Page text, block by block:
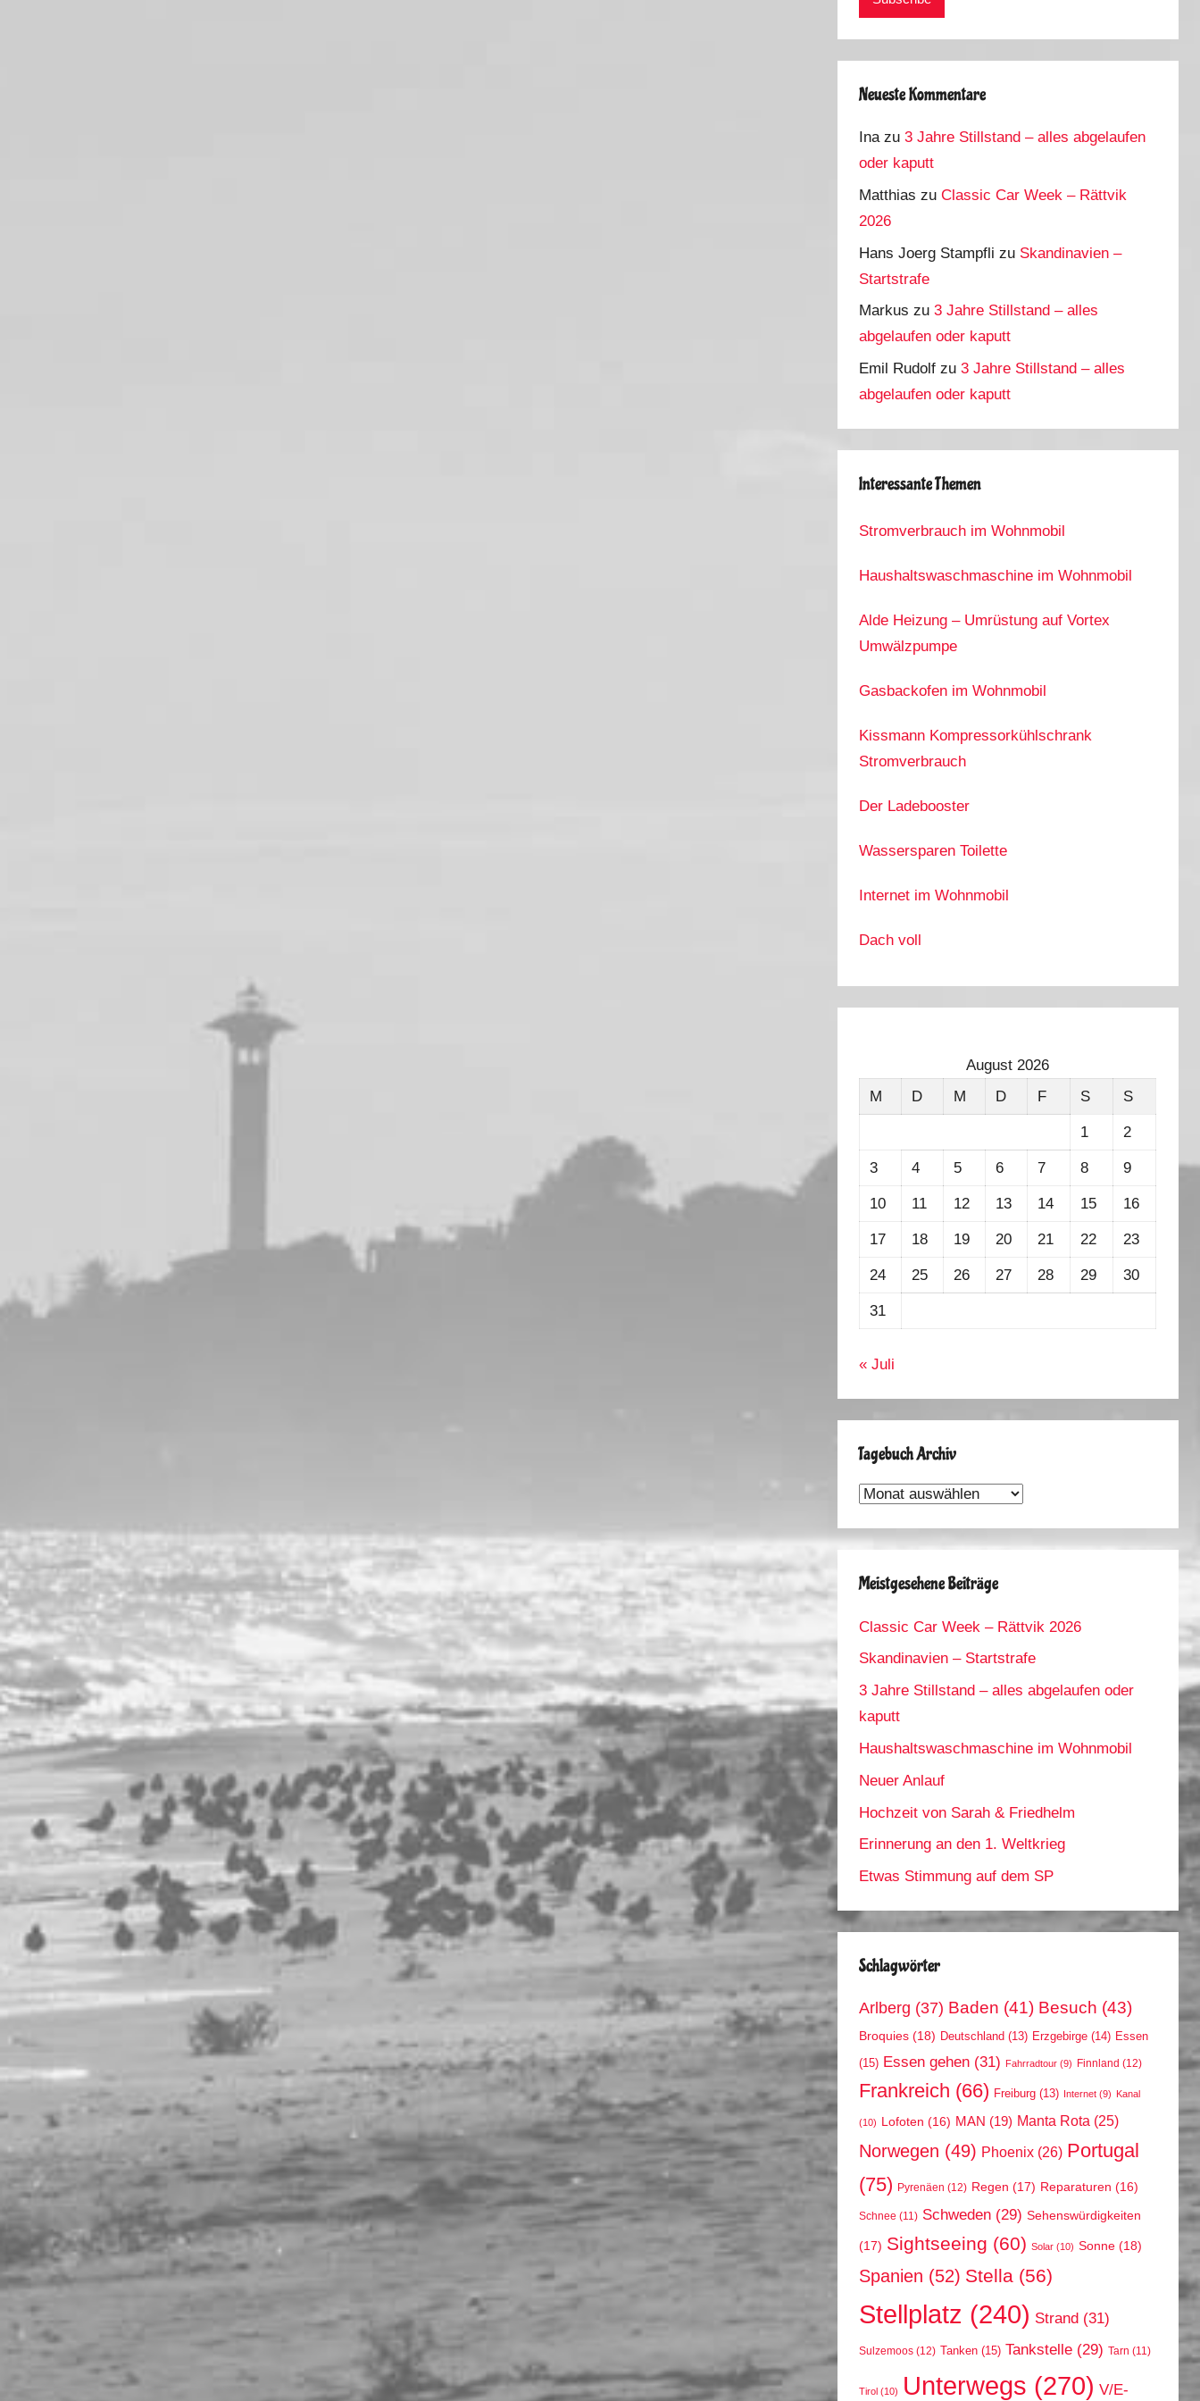
Neueste Kommentare
Inazu3 Jahre Stillstand – alles abgelaufen
oder kaputt
Matthias zuClassic Car Week – Rättvik
2026
Hans Joerg Stampfli zu Skandinavien –
Startstrafe
Markus zu3 Jahre Stillstand – alles
abgelaufen oder kaputt
Emil Rudolf zu3 Jahre Stillstand – alles
abgelaufen oder kaputt
Interessante Themen
Stromverbrauch im Wohnmobil
Haushaltswaschmaschine im Wohnmobil
Alde Heizung – Umrüstung auf Vortex
Umwälzpumpe
Gasbackofen im Wohnmobil
Kissmann Kompressorkühlschrank
Stromverbrauch
Der Ladebooster
Wassersparen Toilette
Internet im Wohnmobil
Dach voll
August 2026
M
D M D F S S
1 2
3 4 5 6 7 8 9
10 11 12 13 14 15 16
17 18 19 20 21 22 23
24 25 26 27 28 29 30
31
« Juli
Tagebuch Archiv
Tagebuch
Meistgesehene Beiträge
Classic Car Week – Rättvik 2026
Skandinavien – Startstrafe
3 Jahre Stillstand – alles abgelaufen oder
kaputt
Haushaltswaschmaschine im Wohnmobil
Neuer Anlauf
Hochzeit von Sarah & Friedhelm
Erinnerung an den 1. Weltkrieg
Etwas Stimmung auf dem SP
Schlagwörter
Arlberg (37) Baden (41) Besuch (43)
Broquies (18) Deutschland (13) Erzgebirge (14) Essen
(15) Essen gehen (31) Fahrradtour (9) Finnland (12)
Frankreich (66) Freiburg (13) Internet (9) Kanal
(10) Lofoten (16) MAN (19) Manta Rota (25)
Norwegen (49) Phoenix (26) Portugal
(75) Pyrenäen (12) Regen (17) Reparaturen (16)
Schnee (11) Schweden (29) Sehenswürdigkeiten
(17) Sightseeing (60) Solar (10) Sonne (18)
Spanien (52) Stella (56)
Stellplatz (240) Strand (31)
Sulzemoos (12) Tanken (15) Tankstelle (29) Tarn (11)
Tirol (10) Unterwegs (270) V/E-